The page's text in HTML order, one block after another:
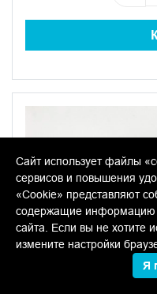
Сайт использует файлы
сервисов и повышения
«Cookie» представляют
содержащие информацию
сайта. Если вы не хотите
измените настройки
Я